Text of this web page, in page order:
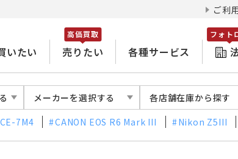
ご利
いたい 売りたい
高価買取
各種サービス
フォト
メーカーを選択する 各店舗在庫から探す
7M4 CANON EOS R6 Mark III Nikon Z5III